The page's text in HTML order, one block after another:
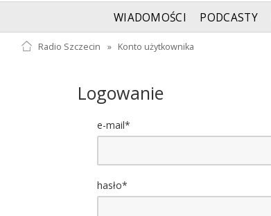
WIADOMOŚCI PODCASTY
Radio Szczecin » Konto użytkownika
Logowanie
e-mail*
hasło*